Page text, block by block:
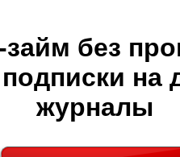
без
на
журналы